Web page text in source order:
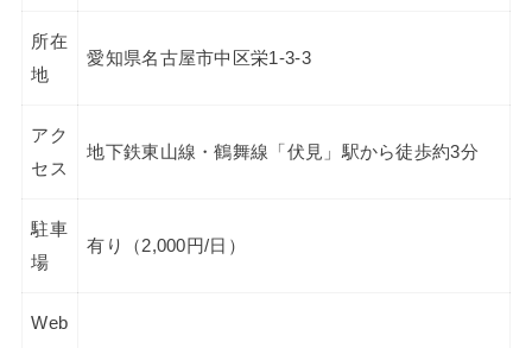
所在
地
愛知県名古屋市中区栄1-3-3
アク
セス
地下鉄東山線・鶴舞線「伏見」駅から徒歩約3分
駐車
場
有り（2,000円/日）
Web